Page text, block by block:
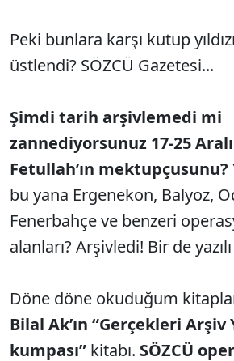
Peki bunlara karşı kutup
üstlendi? SÖZCÜ Gazetesi...
Şimdi tarih arşivlemedi mi
zannediyorsunuz 17-25
Fetullah’ın mektupçusunu?
bu yana Ergenekon, Balyoz,
Fenerbahçe ve benzeri
alanları? Arşivledi! Bir de
Döne döne okuduğum
Bilal Ak’ın “Gerçekleri Arşiv
kumpası” kitabı. SÖZCÜ